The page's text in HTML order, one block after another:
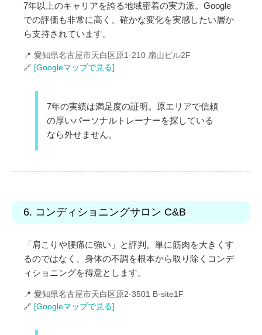
7年以上のキャリアを誇る地域密着の実力派。Google
での評価も非常に高く、確かな変化を実感したい層か
ら支持されています。
📍 愛知県名古屋市天白区原1-210 扇山ビル2F
🔗 [Googleマップで見る]
7年の実績は満足度の証明。原エリアで信頼
の厚いパーソナルトレーナーを探している
なら外せません。
6. コンディショニングサロン C&B
「肩こりや腰痛に強い」と評判。単に筋肉を大きくす
るのではなく、身体の不調を根本から取り除くコンデ
ィショニングを得意とします。
📍 愛知県名古屋市天白区原2-3501 B-site1F
🔗 [Googleマップで見る]